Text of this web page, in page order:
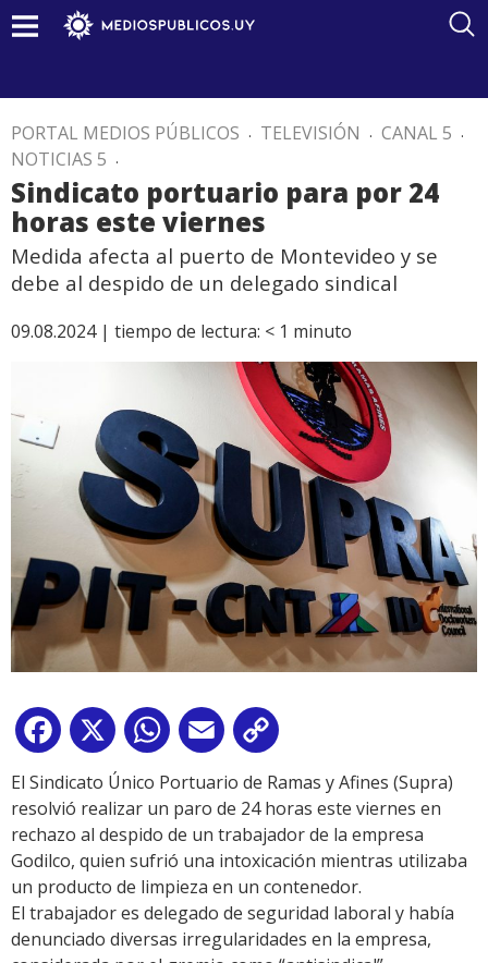
PORTAL MEDIOS PÚBLICOS . TELEVISIÓN . CANAL 5 .
NOTICIAS 5 .
Sindicato portuario para por 24
horas este viernes
Medida afecta al puerto de Montevideo y se
debe al despido de un delegado sindical
09.08.2024 | tiempo de lectura: < 1 minuto
Facebook
X WhatsApp
Email
Link
El Sindicato Único Portuario de Ramas y Afines (Supra)
resolvió realizar un paro de 24 horas este viernes en
rechazo al despido de un trabajador de la empresa
Godilco, quien sufrió una intoxicación mientras utilizaba
un producto de limpieza en un contenedor.
El trabajador es delegado de seguridad laboral y había
denunciado diversas irregularidades en la empresa,